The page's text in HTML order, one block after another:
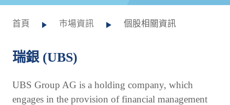
首頁 市場資訊 個股相關資訊
瑞銀 (UBS)
UBS Group AG is a holding company, which
engages in the provision of financial management